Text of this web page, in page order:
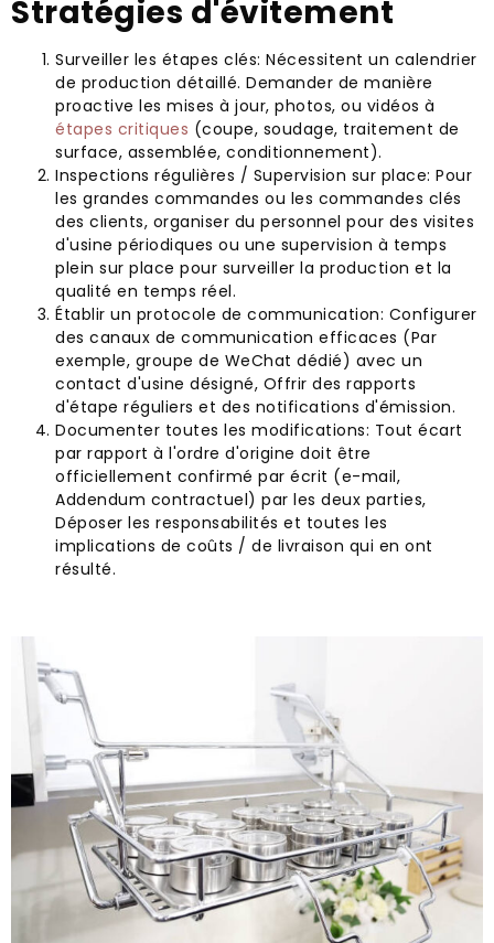
Stratégies d'évitement
Surveiller les étapes clés: Nécessitent un calendrier
de production détaillé. Demander de manière
proactive les mises à jour, photos, ou vidéos à
étapes critiques (coupe, soudage, traitement de
surface, assemblée, conditionnement).
Inspections régulières / Supervision sur place: Pour
les grandes commandes ou les commandes clés
des clients, organiser du personnel pour des visites
d'usine périodiques ou une supervision à temps
plein sur place pour surveiller la production et la
qualité en temps réel.
Établir un protocole de communication: Configurer
des canaux de communication efficaces (Par
exemple, groupe de WeChat dédié) avec un
contact d'usine désigné, Offrir des rapports
d'étape réguliers et des notifications d'émission.
Documenter toutes les modifications: Tout écart
par rapport à l'ordre d'origine doit être
officiellement confirmé par écrit (e-mail,
Addendum contractuel) par les deux parties,
Déposer les responsabilités et toutes les
implications de coûts / de livraison qui en ont
résulté.